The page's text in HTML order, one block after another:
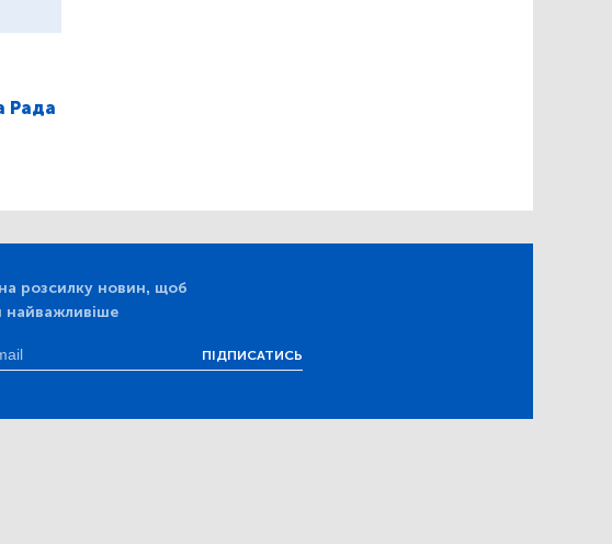
Рада
розсилку новин, щоб
найважливіше
ПІДПИСАТИСЬ